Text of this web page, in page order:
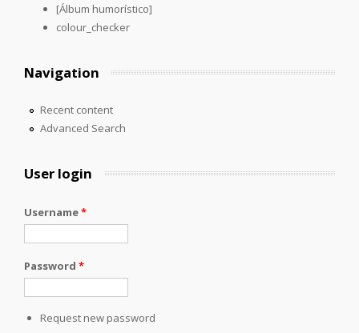
[Álbum humorístico]
colour_checker
Navigation
Recent content
Advanced Search
User login
Username*
Password *
Request new password